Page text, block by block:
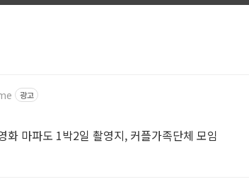
광고
화 마파도 1박2일 촬영지, 커플가족단체 모임